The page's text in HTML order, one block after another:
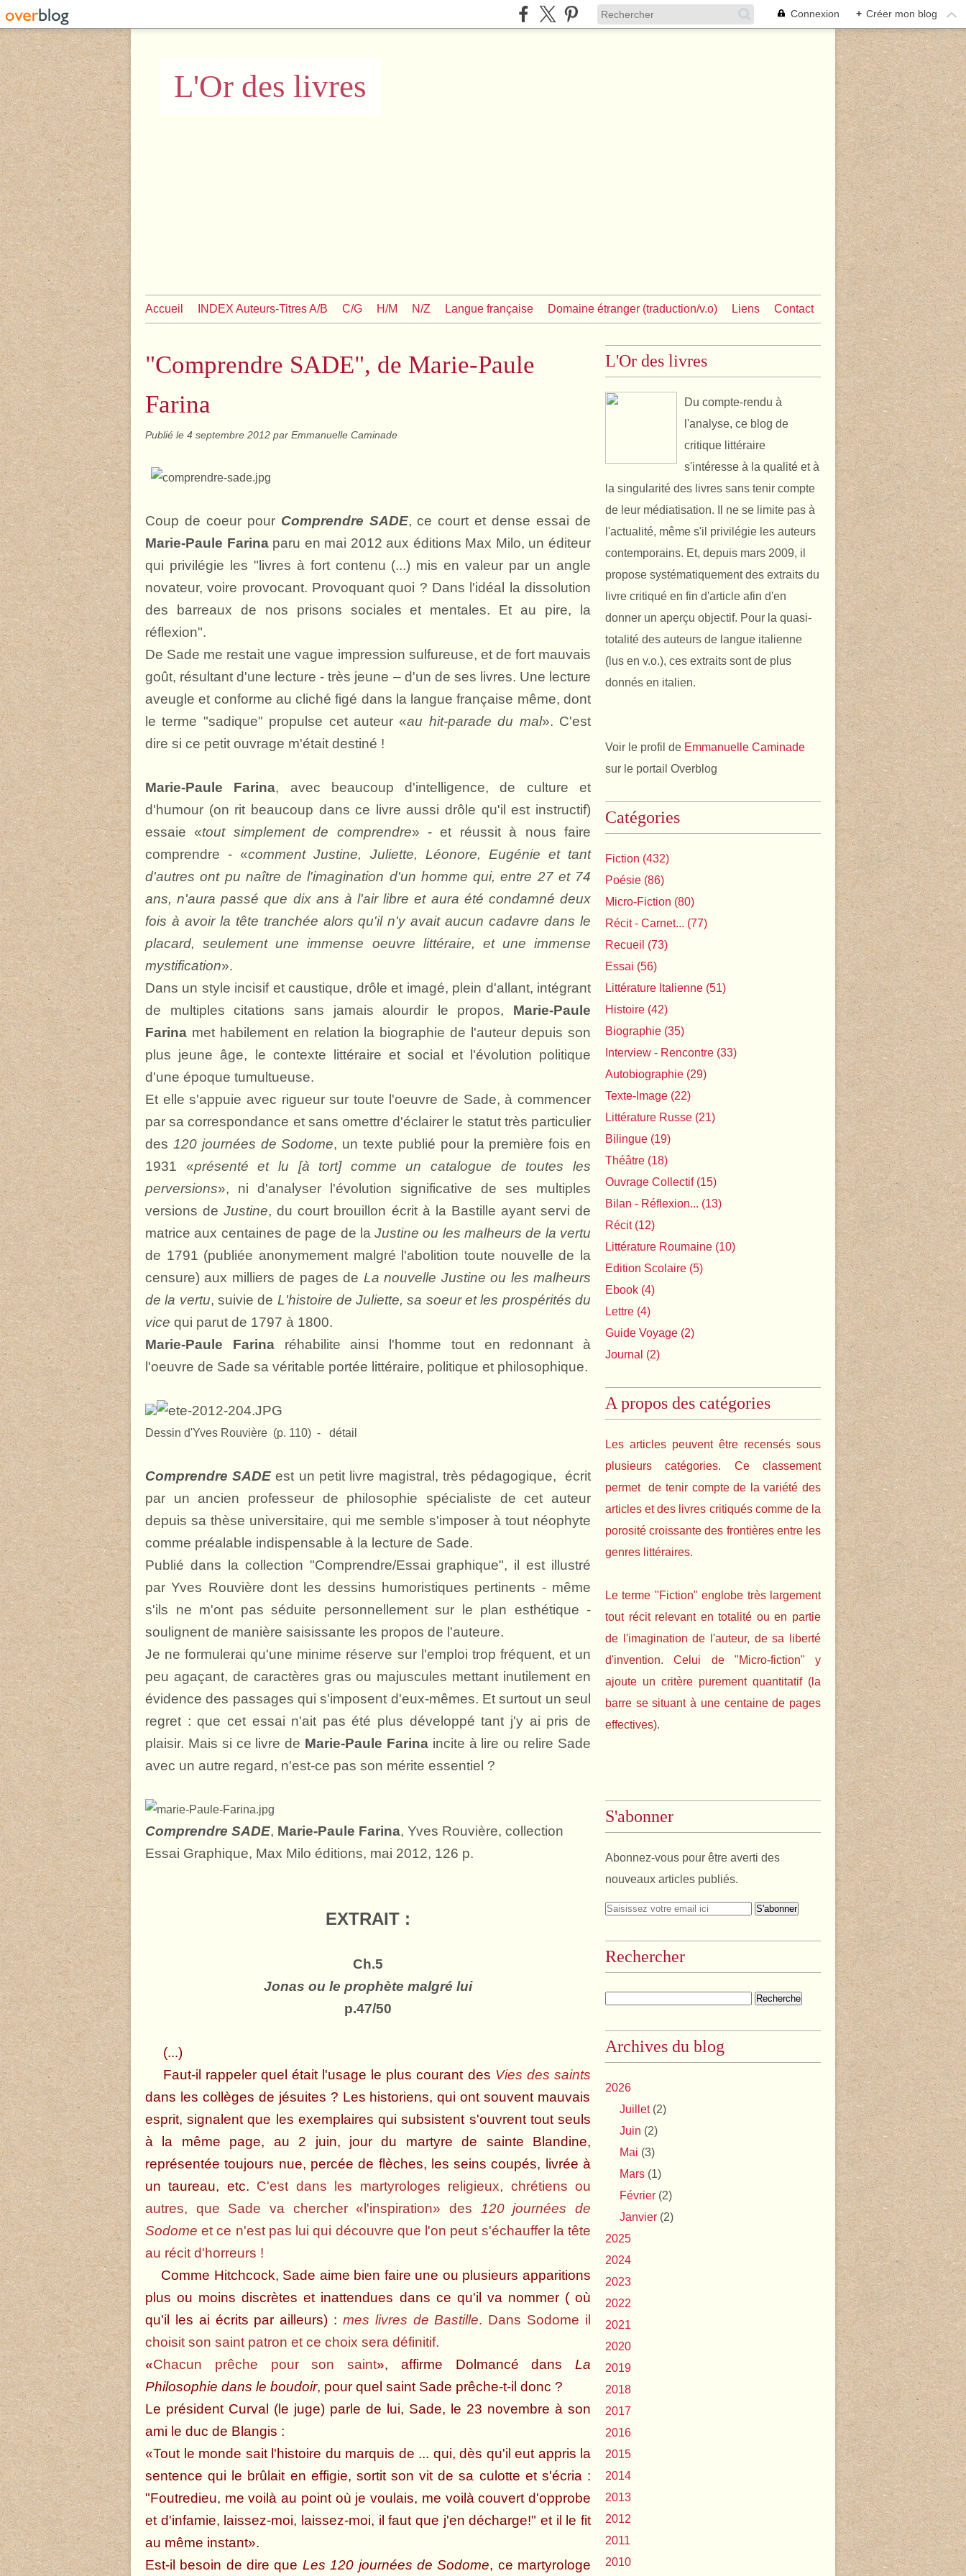
Connexion + Créer mon blog
L'Or des livres
Accueil INDEX Auteurs-Titres A/B C/G H/M N/Z Langue française Domaine étranger (traduction/v.o) Liens Contact
"Comprendre SADE", de Marie-Paule
Farina
Publié le 4 septembre 2012 par Emmanuelle Caminade
Coup de coeur pour Comprendre SADE, ce court et dense essai de
Marie-Paule Farinaparu en mai 2012 aux éditions Max Milo, un éditeur
qui privilégie les "livres à fort contenu (...) mis en valeur par un angle
novateur, voire provocant. Provoquant quoi ? Dans l'idéal la dissolution
des barreaux de nos prisons sociales et mentales. Et au pire, la
réflexion".
De Sade me restait une vague impression sulfureuse, et de fort mauvais
goût, résultant d'une lecture - très jeune – d'un de ses livres. Une lecture
aveugle et conforme au cliché figé dans la langue française même, dont
le terme "sadique" propulse cet auteur «au hit-parade du mal». C'est
dire si ce petit ouvrage m'était destiné !
Marie-Paule Farina, avec beaucoup d'intelligence, de culture et
d'humour (on rit beaucoup dans ce livre aussi drôle qu'il est instructif)
essaie «tout simplement de comprendre» - et réussit à nous faire
comprendre - «comment Justine, Juliette, Léonore, Eugénie et tant
d'autres ont pu naître de l'imagination d'un homme qui, entre 27 et 74
ans, n'aura passé que dix ans à l'air libre et aura été condamné deux
fois à avoir la tête tranchée alors qu'il n'y avait aucun cadavre dans le
placard, seulement une immense oeuvre littéraire, et une immense
mystification».
Dans un style incisif et caustique, drôle et imagé, plein d'allant, intégrant
de multiples citations sans jamais alourdir le propos, Marie-Paule
Farina met habilement en relation la biographie de l'auteur depuis son
plus jeune âge, le contexte littéraire et social et l'évolution politique
d'une époque tumultueuse.
Et elle s'appuie avec rigueur sur toute l'oeuvre de Sade, à commencer
par sa correspondance et sans omettre d'éclairer le statut très particulier
des 120 journées de Sodome, un texte publié pour la première fois en
1931 «présenté et lu [à tort] comme un catalogue de toutes les
perversions», ni d'analyser l'évolution significative de ses multiples
versions deJustine, du court brouillon écrit à la Bastille ayant servi de
matrice aux centaines de page de laJustine ou les malheurs de la vertu
de 1791 (publiée anonymement malgré l'abolition toute nouvelle de la
censure) aux milliers de pages de La nouvelle Justine ou les malheurs
de la vertu, suivie de L'histoire de Juliette, sa soeur et les prospérités du
vice qui parut de 1797 à 1800.
Marie-Paule Farinaréhabilite ainsi l'homme tout en redonnant à
l'oeuvre de Sade sa véritable portée littéraire, politique et philosophique.
Dessin d'Yves Rouvière (p. 110) - détail
Comprendre SADE est un petit livre magistral, très pédagogique, écrit
par un ancien professeur de philosophie spécialiste de cet auteur
depuis sa thèse universitaire, qui me semble s'imposer à tout néophyte
comme préalable indispensable à la lecture de Sade.
Publié dans la collection "Comprendre/Essai graphique", il est illustré
par Yves Rouvière dont les dessins humoristiques pertinents - même
s'ils ne m'ont pas séduite personnellement sur le plan esthétique -
soulignent de manière saisissante les propos de l'auteure.
Je ne formulerai qu'une minime réserve sur l'emploi trop fréquent, et un
peu agaçant, de caractères gras ou majuscules mettant inutilement en
évidence des passages qui s'imposent d'eux-mêmes. Et surtout un seul
regret : que cet essai n'ait pas été plus développé tant j'y ai pris de
plaisir. Mais si ce livre de Marie-Paule Farinaincite à lire ou relire Sade
avec un autre regard, n'est-ce pas son mérite essentiel ?
Comprendre SADE, Marie-Paule Farina, Yves Rouvière, collection
Essai Graphique, Max Milo éditions, mai 2012, 126 p.
EXTRAIT :
Ch.5
Jonas ou le prophète malgré lui
p.47/50
(...)
Faut-il rappeler quel était l'usage le plus courant des Vies des saints
dans les collèges de jésuites ? Les historiens, qui ont souvent mauvais
esprit, signalent que les exemplaires qui subsistent s'ouvrent tout seuls
à la même page, au 2 juin, jour du martyre de sainte Blandine,
représentée toujours nue, percée de flèches, les seins coupés, livrée à
un taureau, etc. C'est dans les martyrologes religieux, chrétiens ou
autres, que Sade va chercher «l'inspiration» des 120 journées de
Sodome et ce n'est pas lui qui découvre que l'on peut s'échauffer la tête
au récit d'horreurs !
Comme Hitchcock, Sade aime bien faire une ou plusieurs apparitions
plus ou moins discrètes et inattendues dans ce qu'il va nommer ( où
qu'il les ai écrits par ailleurs) : mes livres de Bastille. Dans Sodome il
choisit son saint patron et ce choix sera définitif.
«Chacun prêche pour son saint», affirme Dolmancé dans La
Philosophie dans le boudoir, pour quel saint Sade prêche-t-il donc ?
Le président Curval (le juge) parle de lui, Sade, le 23 novembre à son
ami le duc de Blangis :
«Tout le monde sait l'histoire du marquis de ... qui, dès qu'il eut appris la
sentence qui le brûlait en effigie, sortit son vit de sa culotte et s'écria :
"Foutredieu, me voilà au point où je voulais, me voilà couvert d'opprobe
et d'infamie, laissez-moi, laissez-moi, il faut que j'en décharge!" et il le fit
au même instant».
Est-il besoin de dire que Les 120 journées de Sodome, ce martyrologe
L'Or des livres
Du compte-rendu à
l'analyse, ce blog de
critique littéraire
s'intéresse à la qualité et à
la singularité des livres sans tenir compte
de leur médiatisation. Il ne se limite pas à
l'actualité, même s'il privilégie les auteurs
contemporains. Et, depuis mars 2009, il
propose systématiquement des extraits du
livre critiqué en fin d'article afin d'en
donner un aperçu objectif. Pour la quasi-
totalité des auteurs de langue italienne
(lus en v.o.), ces extraits sont de plus
donnés en italien.
Voir le profil de Emmanuelle Caminade
sur le portail Overblog
Catégories
Fiction (432)
Poésie (86)
Micro-Fiction (80)
Récit - Carnet... (77)
Recueil (73)
Essai (56)
Littérature Italienne (51)
Histoire (42)
Biographie (35)
Interview - Rencontre (33)
Autobiographie (29)
Texte-Image (22)
Littérature Russe (21)
Bilingue (19)
Théâtre (18)
Ouvrage Collectif(15)
Bilan - Réflexion... (13)
Récit(12)
Littérature Roumaine (10)
Edition Scolaire (5)
Ebook (4)
Lettre (4)
Guide Voyage (2)
Journal (2)
A propos des catégories
Les articles peuvent être recensés sous
plusieurs catégories. Ce classement
permet de tenir compte de la variété des
articles et des livres critiqués comme de la
porosité croissante des frontières entre les
genres littéraires.
Le terme "Fiction" englobe très largement
tout récit relevant en totalité ou en partie
de l'imagination de l'auteur, de sa liberté
d'invention. Celui de "Micro-fiction" y
ajoute un critère purement quantitatif (la
barre se situant à une centaine de pages
effectives).
S'abonner
Abonnez-vous pour être averti des
nouveaux articles publiés.
Rechercher
Archives du blog
2026
Juillet(2)
Juin (2)
Mai (3)
Mars (1)
Février (2)
Janvier (2)
2025
2024
2023
2022
2021
2020
2019
2018
2017
2016
2015
2014
2013
2012
2011
2010